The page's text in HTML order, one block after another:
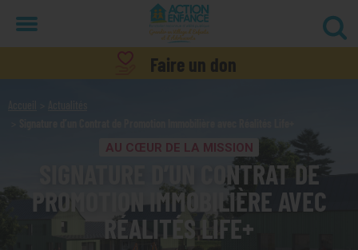
Faire un don
AU CŒUR DE LA MISSION
SIGNATURE D’UN CONTRAT DE
PROMOTION IMMOBILIÈRE AVEC
RÉALITÉS LIFE+